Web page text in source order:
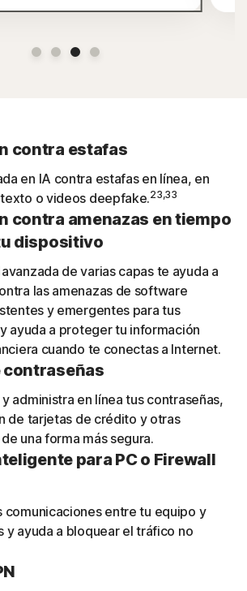
contra estafas
en IA contra estafas en línea, en
o videos deepfake.23,33
contra amenazas en tiempo
dispositivo
de varias capas te ayuda a
las amenazas de software
y emergentes para tus
ayuda a proteger tu información
cuando te conectas a Internet.
contraseñas
administra en línea tus contraseñas,
de tarjetas de crédito y otras
una forma más segura.
para PC o Firewall
comunicaciones entre tu equipo y
y ayuda a bloquear el tráfico no